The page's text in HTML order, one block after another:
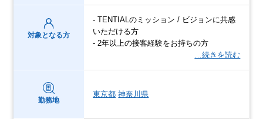
対象となる方
- TENTIALのミッション / ビジョンに共感
いただける方
- 2年以上の接客経験をお持ちの方
…続きを読む
勤務地
東京都 神奈川県